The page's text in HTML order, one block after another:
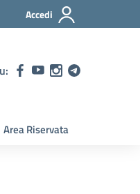
Accedi
Area Riservata